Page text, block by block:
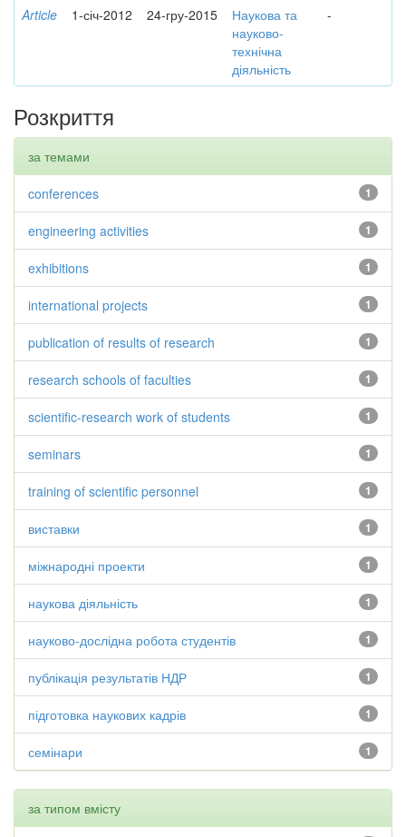
Article 1-січ-2012 24-гру-2015
Наукова та
науково-
технічна
діяльність
-
Розкриття
за темами
1
conferences
1
engineering activities
1
exhibitions
1
international projects
1
publication of results of research
1
research schools of faculties
1
scientific-research work of students
1
seminars
1
training of scientific personnel
1
виставки
1
міжнародні проекти
1
наукова діяльність
1
науково-дослідна робота студентів
1
публікація результатів НДР
1
підготовка наукових кадрів
1
семінари
за типом вмісту